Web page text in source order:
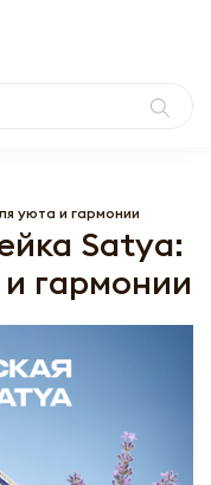
уюта и гармонии
Satya:
гармонии